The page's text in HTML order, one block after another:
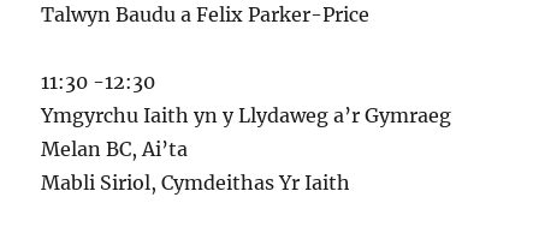
Talwyn Baudu a Felix Parker-Price
11:30 -12:30
Ymgyrchu Iaith yn y Llydaweg a’r Gymraeg
Melan BC, Ai’ta
Mabli Siriol, Cymdeithas Yr Iaith